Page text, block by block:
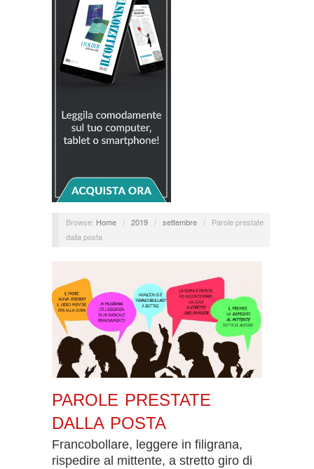
Browse: Home / 2019 / settembre /
Parole prestate
dalla posta
PAROLE PRESTATE
DALLA POSTA
Francobollare, leggere in filigrana,
rispedire al mittente, a stretto giro di